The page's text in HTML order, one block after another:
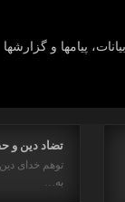
بیانات، پیامها و گزارشها
تضاد دین و
توهم خدای
به…